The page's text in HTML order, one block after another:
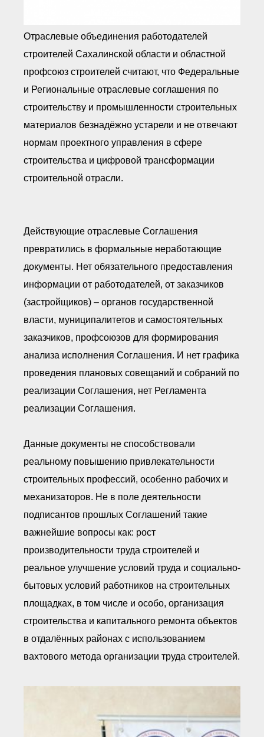
Отраслевые объединения работодателей
строителей Сахалинской области и областной
профсоюз строителей считают, что Федеральные
и Региональные отраслевые соглашения по
строительству и промышленности строительных
материалов безнадёжно устарели и не отвечают
нормам проектного управления в сфере
строительства и цифровой трансформации
строительной отрасли.
Действующие отраслевые Соглашения
превратились в формальные неработающие
документы. Нет обязательного предоставления
информации от работодателей, от заказчиков
(застройщиков) – органов государственной
власти, муниципалитетов и самостоятельных
заказчиков, профсоюзов для формирования
анализа исполнения Соглашения. И нет графика
проведения плановых совещаний и собраний по
реализации Соглашения, нет Регламента
реализации Соглашения.
Данные документы не способствовали
реальному повышению привлекательности
строительных профессий, особенно рабочих и
механизаторов. Не в поле деятельности
подписантов прошлых Соглашений такие
важнейшие вопросы как: рост
производительности труда строителей и
реальное улучшение условий труда и социально-
бытовых условий работников на строительных
площадках, в том числе и особо, организация
строительства и капитального ремонта объектов
в отдалённых районах с использованием
вахтового метода организации труда строителей.